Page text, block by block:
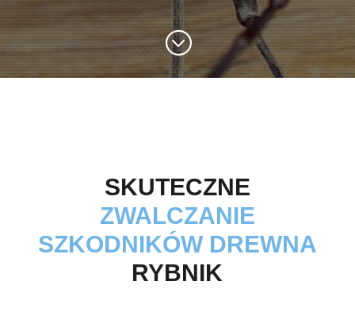
;
SKUTECZNE
ZWALCZANIE
SZKODNIKÓW DREWNA
RYBNIK